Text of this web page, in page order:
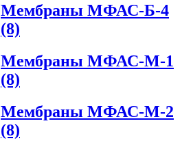
Мембраны МФАС-Б-4
(8)
Мембраны МФАС-М-1
(8)
Мембраны МФАС-М-2
(8)